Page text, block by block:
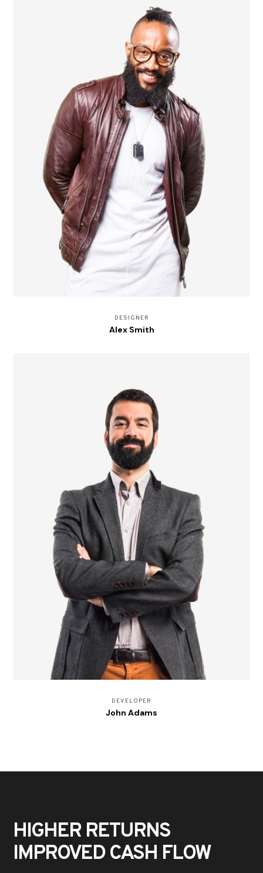
DESIGNER
Alex Smith
DEVELOPER
John Adams
HIGHER RETURNS
IMPROVED CASH FLOW